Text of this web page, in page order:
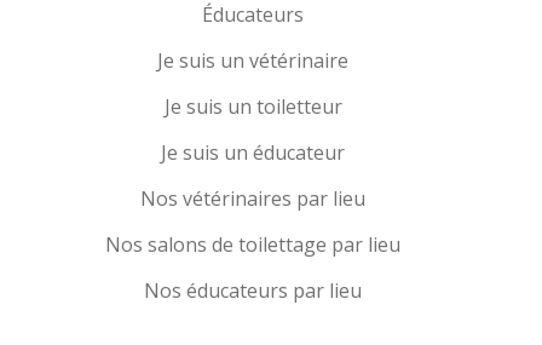
Éducateurs
Je suis un vétérinaire
Je suis un toiletteur
Je suis un éducateur
Nos vétérinaires par lieu
Nos salons de toilettage par lieu
Nos éducateurs par lieu